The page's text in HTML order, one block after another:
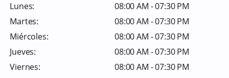
Lunes:
08:00 AM - 07:30 PM
Martes:
08:00 AM - 07:30 PM
Miércoles:
08:00 AM - 07:30 PM
Jueves:
08:00 AM - 07:30 PM
Viernes:
08:00 AM - 07:30 PM